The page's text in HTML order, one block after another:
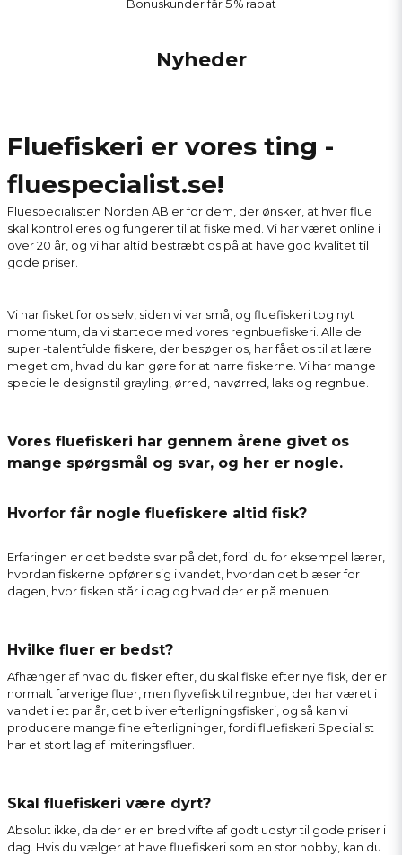
Bonuskunder får 5 % rabat
Nyheder
Fluefiskeri er vores ting -
fluespecialist.se!
Fluespecialisten Norden AB er for dem, der ønsker, at hver flue
skal kontrolleres og fungerer til at fiske med. Vi har været online i
over 20 år, og vi har altid bestræbt os på at have god kvalitet til
gode priser.
Vi har fisket for os selv, siden vi var små, og fluefiskeri tog nyt
momentum, da vi startede med vores regnbuefiskeri. Alle de
super -talentfulde fiskere, der besøger os, har fået os til at lære
meget om, hvad du kan gøre for at narre fiskerne. Vi har mange
specielle designs til grayling, ørred, havørred, laks og regnbue.
Vores fluefiskeri har gennem årene givet os
mange spørgsmål og svar, og her er nogle.
Hvorfor får nogle fluefiskere altid fisk?
Erfaringen er det bedste svar på det, fordi du for eksempel lærer,
hvordan fiskerne opfører sig i vandet, hvordan det blæser for
dagen, hvor fisken står i dag og hvad der er på menuen.
Hvilke fluer er bedst?
Afhænger af hvad du fisker efter, du skal fiske efter nye fisk, der er
normalt farverige fluer, men flyvefisk til regnbue, der har været i
vandet i et par år, det bliver efterligningsfiskeri, og så kan vi
producere mange fine efterligninger, fordi fluefiskeri Specialist
har et stort lag af imiteringsfluer.
Skal fluefiskeri være dyrt?
Absolut ikke, da der er en bred vifte af godt udstyr til gode priser i
dag. Hvis du vælger at have fluefiskeri som en stor hobby, kan du